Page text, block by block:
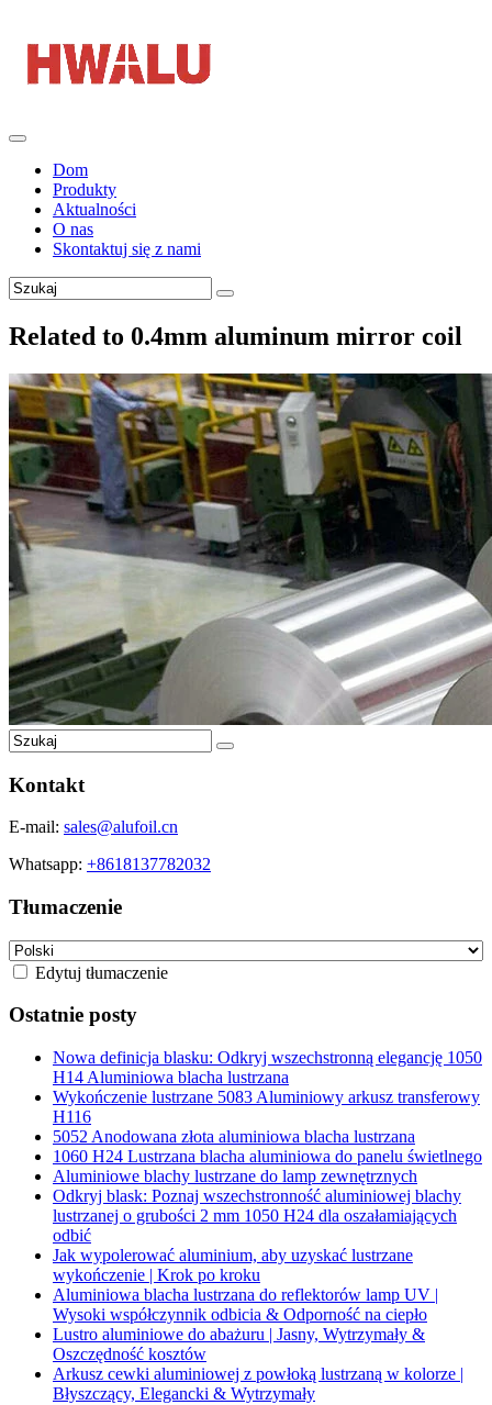
Dom
Produkty
Aktualności
O nas
Skontaktuj się z nami
Related to 0.4mm aluminum mirror coil
Kontakt
E-mail: sales@alufoil.cn
Whatsapp: +8618137782032
Tłumaczenie
Edytuj tłumaczenie
Ostatnie posty
Nowa definicja blasku: Odkryj wszechstronną elegancję 1050
H14 Aluminiowa blacha lustrzana
Wykończenie lustrzane 5083 Aluminiowy arkusz transferowy
H116
5052 Anodowana złota aluminiowa blacha lustrzana
1060 H24 Lustrzana blacha aluminiowa do panelu świetlnego
Aluminiowe blachy lustrzane do lamp zewnętrznych
Odkryj blask: Poznaj wszechstronność aluminiowej blachy
lustrzanej o grubości 2 mm 1050 H24 dla oszałamiających
odbić
Jak wypolerować aluminium, aby uzyskać lustrzane
wykończenie | Krok po kroku
Aluminiowa blacha lustrzana do reflektorów lamp UV |
Wysoki współczynnik odbicia & Odporność na ciepło
Lustro aluminiowe do abażuru | Jasny, Wytrzymały &
Oszczędność kosztów
Arkusz cewki aluminiowej z powłoką lustrzaną w kolorze |
Błyszczący, Elegancki & Wytrzymały